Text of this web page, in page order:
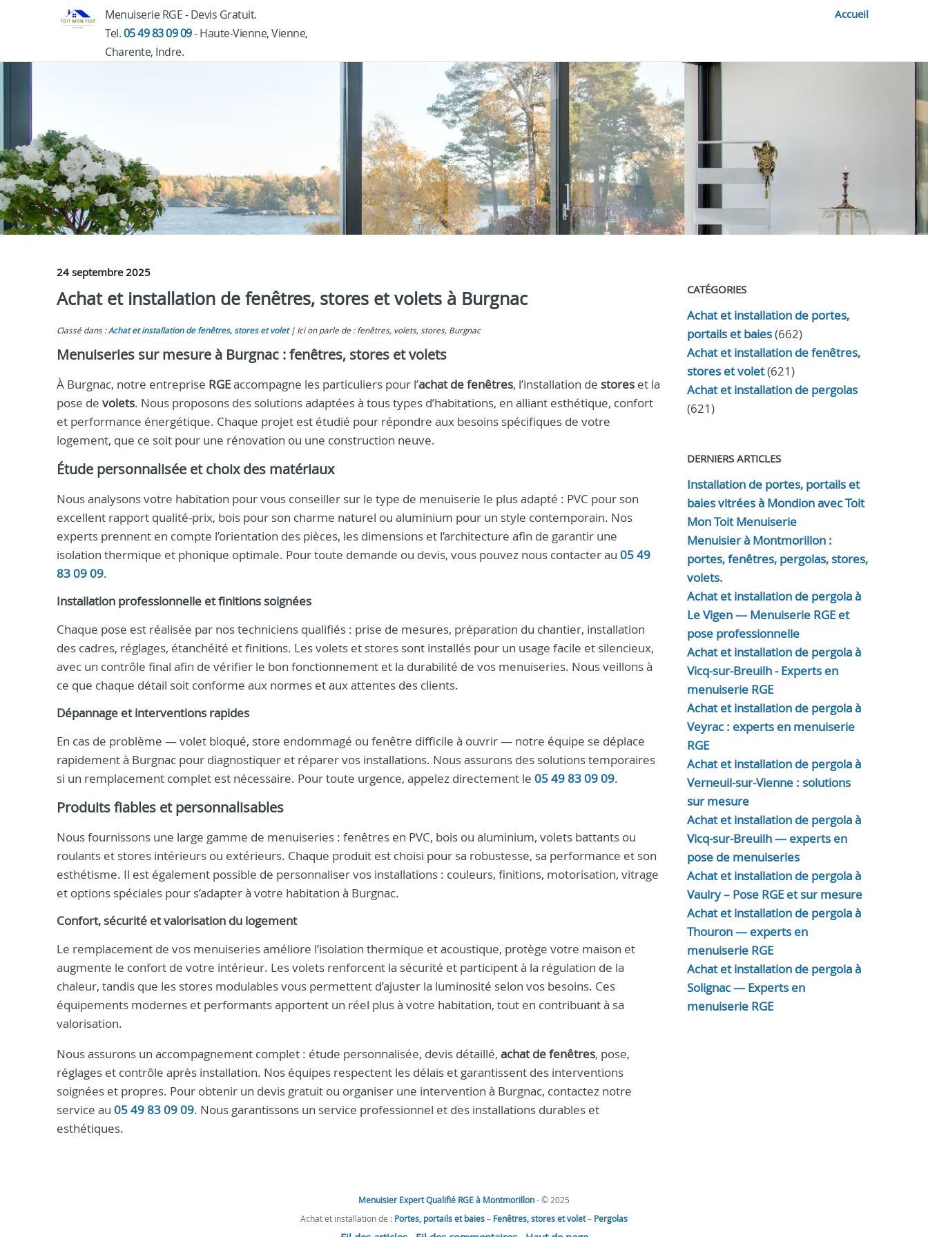
Menuiserie RGE - Devis Gratuit.
Tel.05 49 83 09 09- Haute-Vienne, Vienne,
Charente, Indre.
Accueil
24 septembre 2025
Achat et installation de fenêtres, stores et volets à Burgnac
Classé dans :Achat et installation de fenêtres, stores et volet Ici on parle de : fenêtres, volets, stores, Burgnac
Menuiseries sur mesure à Burgnac : fenêtres, stores et volets
À Burgnac, notre entreprise RGEaccompagne les particuliers pour l’achat de fenêtres, l’installation de stores et la
pose de volets. Nous proposons des solutions adaptées à tous types d’habitations, en alliant esthétique, confort
et performance énergétique. Chaque projet est étudié pour répondre aux besoins spécifiques de votre
logement, que ce soit pour une rénovation ou une construction neuve.
Étude personnalisée et choix des matériaux
Nous analysons votre habitation pour vous conseiller sur le type de menuiserie le plus adapté : PVC pour son
excellent rapport qualité-prix, bois pour son charme naturel ou aluminium pour un style contemporain. Nos
experts prennent en compte l’orientation des pièces, les dimensions et l’architecture afin de garantir une
isolation thermique et phonique optimale. Pour toute demande ou devis, vous pouvez nous contacter au 05 49
83 09 09.
Installation professionnelle et finitions soignées
Chaque pose est réalisée par nos techniciens qualifiés : prise de mesures, préparation du chantier, installation
des cadres, réglages, étanchéité et finitions. Les volets et stores sont installés pour un usage facile et silencieux,
avec un contrôle final afin de vérifier le bon fonctionnement et la durabilité de vos menuiseries. Nous veillons à
ce que chaque détail soit conforme aux normes et aux attentes des clients.
Dépannage et interventions rapides
En cas de problème — volet bloqué, store endommagé ou fenêtre difficile à ouvrir — notre équipe se déplace
rapidement à Burgnac pour diagnostiquer et réparer vos installations. Nous assurons des solutions temporaires
si un remplacement complet est nécessaire. Pour toute urgence, appelez directement le 05 49 83 09 09.
Produits fiables et personnalisables
Nous fournissons une large gamme de menuiseries : fenêtres en PVC, bois ou aluminium, volets battants ou
roulants et stores intérieurs ou extérieurs. Chaque produit est choisi pour sa robustesse, sa performance et son
esthétisme. Il est également possible de personnaliser vos installations : couleurs, finitions, motorisation, vitrage
et options spéciales pour s’adapter à votre habitation à Burgnac.
Confort, sécurité et valorisation du logement
Le remplacement de vos menuiseries améliore l’isolation thermique et acoustique, protège votre maison et
augmente le confort de votre intérieur. Les volets renforcent la sécurité et participent à la régulation de la
chaleur, tandis que les stores modulables vous permettent d’ajuster la luminosité selon vos besoins. Ces
équipements modernes et performants apportent un réel plus à votre habitation, tout en contribuant à sa
valorisation.
Nous assurons un accompagnement complet : étude personnalisée, devis détaillé, achat de fenêtres, pose,
réglages et contrôle après installation. Nos équipes respectent les délais et garantissent des interventions
soignées et propres. Pour obtenir un devis gratuit ou organiser une intervention à Burgnac, contactez notre
service au 05 49 83 09 09. Nous garantissons un service professionnel et des installations durables et
esthétiques.
CATÉGORIES
Achat et installation de portes,
portails et baies(662)
Achat et installation de fenêtres,
stores et volet(621)
Achat et installation de pergolas
(621)
DERNIERS ARTICLES
Installation de portes, portails et
baies vitrées à Mondion avec Toit
Mon Toit Menuiserie
Menuisier à Montmorillon :
portes, fenêtres, pergolas, stores,
volets.
Achat et installation de pergola à
Le Vigen — Menuiserie RGE et
pose professionnelle
Achat et installation de pergola à
Vicq-sur-Breuilh - Experts en
menuiserie RGE
Achat et installation de pergola à
Veyrac : experts en menuiserie
RGE
Achat et installation de pergola à
Verneuil-sur-Vienne : solutions
sur mesure
Achat et installation de pergola à
Vicq-sur-Breuilh — experts en
pose de menuiseries
Achat et installation de pergola à
Vaulry – Pose RGE et sur mesure
Achat et installation de pergola à
Thouron — experts en
menuiserie RGE
Achat et installation de pergola à
Solignac — Experts en
menuiserie RGE
Menuisier Expert Qualifié RGE à Montmorillon- © 2025
Achat et installation de : Portes, portails et baies– Fenêtres, stores et volet– Pergolas